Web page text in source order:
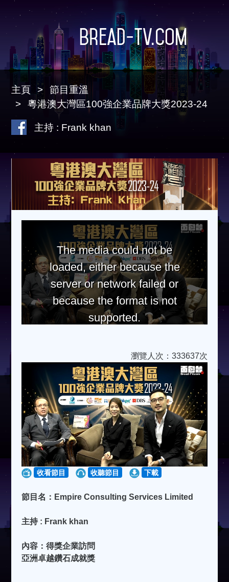
Bread-TV.com
主頁
節目重溫
粵港澳大灣區100強企業品牌大獎2023-24
主持 : Frank khan
The media could not be
loaded, either because the
server or network failed or
because the format is not
supported.
瀏覽人次：333637次
收看節目 收聽節目 下載
節目名：Empire Consulting Services Limited
主持 : Frank khan
內容：得獎企業訪問
亞洲卓越鑽石成就獎